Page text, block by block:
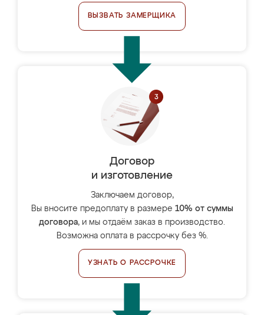
ВЫЗВАТЬ ЗАМЕРЩИКА
Договор
и изготовление
Заключаем договор,
Вы вносите предоплату в размере 10% от суммы
договора, и мы отдаём заказ в производство.
Возможна оплата в рассрочку без %.
УЗНАТЬ О РАССРОЧКЕ